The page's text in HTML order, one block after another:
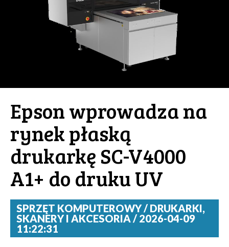
Epson wprowadza na
rynek płaską
drukarkę SC-V4000
A1+ do druku UV
SPRZĘT KOMPUTEROWY / DRUKARKI,
SKANERY I AKCESORIA / 2026-04-09
11:22:31